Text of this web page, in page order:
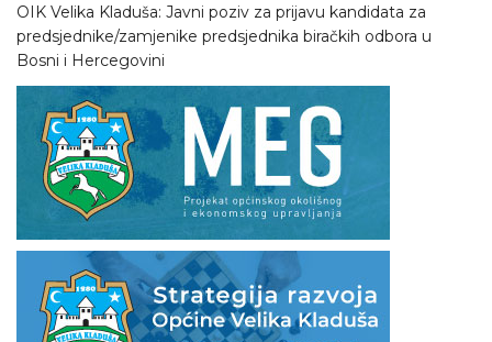
OIK Velika Kladuša: Javni poziv za prijavu kandidata za
predsjednike/zamjenike predsjednika biračkih odbora u
Bosni i Hercegovini